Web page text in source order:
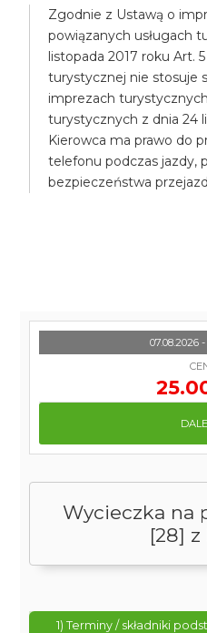
Zgodnie z Ustawą o
powiązanych usługach
listopada 2017 roku Art.
turystycznej nie stosuje
imprezach
turystycznych z dnia 24
Kierowca ma prawo do
telefonu podczas jazdy,
bezpieczeństwa
Wycieczka na
[28] z
1) Terminy / składniki
07.08.2026